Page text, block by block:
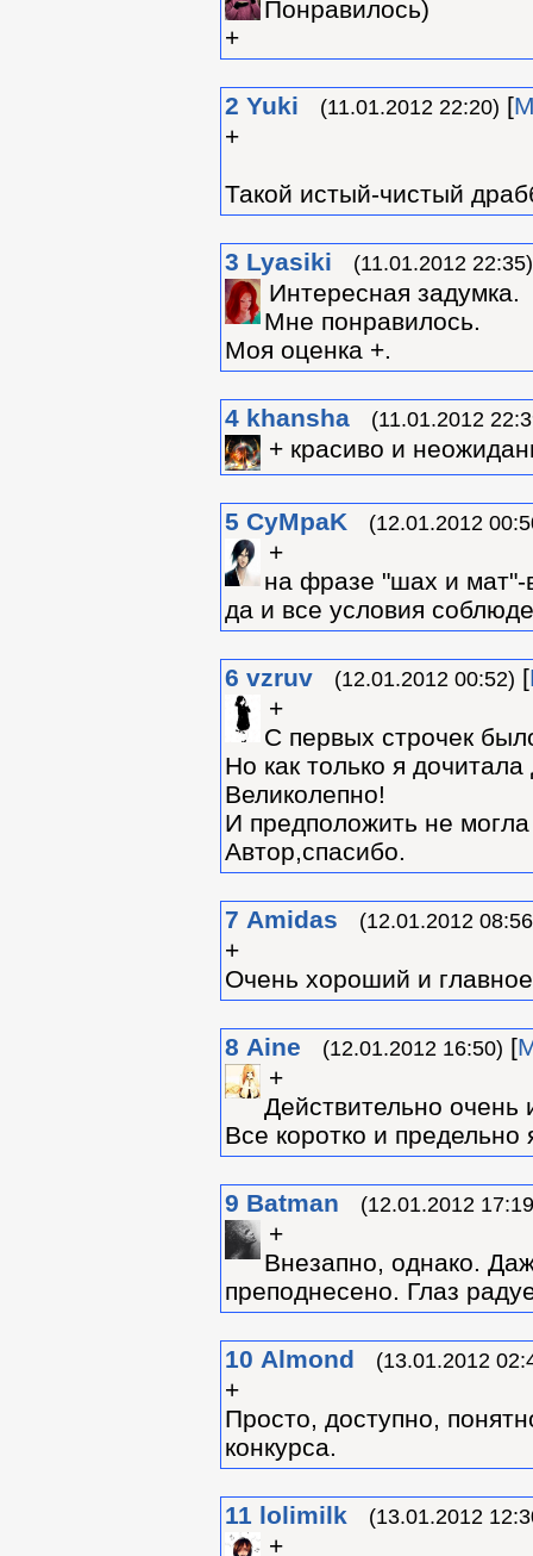
Понравилось)
+
2 Yuki (11.01.2012 22:20) [
+
Такой истый-чистый
3 Lyasiki (11.01.2012 22:35)
Интересная задумка.
Мне понравилось.
Моя оценка +.
4 khansha (11.01.2012
+ красиво и
5 CyMpaK (12.01.2012
+
на фразе "шах и мат"-
да и все условия
6 vzruv (12.01.2012 00:52) [
+
С первых строчек
Но как только я
Великолепно!
И предположить не могла
Автор,спасибо.
7 Amidas (12.01.2012
+
Очень хороший и
8 Aine (12.01.2012 16:50) [
+
Действительно
Все коротко и предельно
9 Batman (12.01.2012
+
Внезапно, однако.
преподнесено. Глаз
10 Almond (13.01.2012
+
Просто, доступно,
конкурса.
11 lolimilk (13.01.2012
+